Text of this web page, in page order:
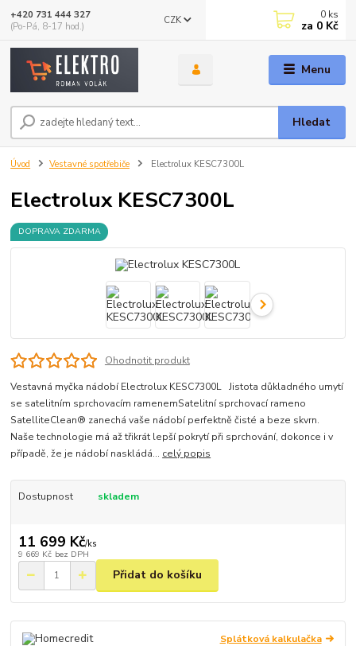
Menu
CZK
Hledat
+420 731 444 327
(Po-Pá, 8-17 hod.)
0 ks
za 0 Kč
Úvod Vestavné spotřebiče Electrolux KESC7300L
Electrolux KESC7300L
DOPRAVA ZDARMA
Ohodnotit produkt
Vestavná myčka nádobí Electrolux KESC7300L Jistota důkladného umytí
se satelitním sprchovacím ramenemSatelitní sprchovací rameno
SatelliteClean® zanechá vaše nádobí perfektně čisté a beze skvrn.
Naše technologie má až třikrát lepší pokrytí při sprchování, dokonce i v
případě, že je nádobí naskládá... celý popis
Dostupnost skladem
11 699 Kč/ks
9 669 Kč bez DPH
Přidat do košíku
Splátková kalkulačka